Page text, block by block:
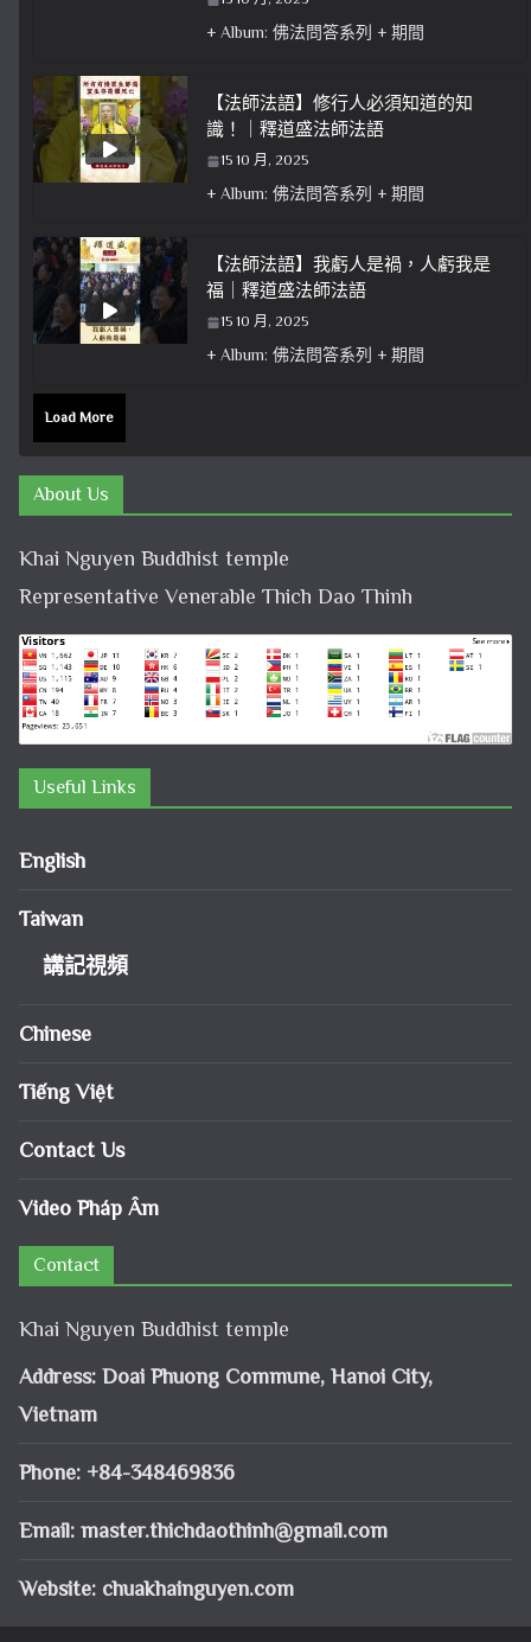
+ Album: 佛法問答系列 + 期間
【法師法語】修行人必須知道的知
識！｜釋道盛法師法語
15 10 月, 2025
+ Album: 佛法問答系列 + 期間
【法師法語】我虧人是禍，人虧我是
福｜釋道盛法師法語
15 10 月, 2025
+ Album: 佛法問答系列 + 期間
Load More
About Us
Khai Nguyen Buddhist temple
Representative Venerable Thich Dao Thinh
Useful Links
English
Taiwan
講記視頻
Chinese
Tiếng Việt
Contact Us
Video Pháp Âm
Contact
Khai Nguyen Buddhist temple
Address: Doai Phuong Commune, Hanoi City,
Vietnam
Phone: +84-348469836
Email: master.thichdaothinh@gmail.com
Website: chuakhainguyen.com